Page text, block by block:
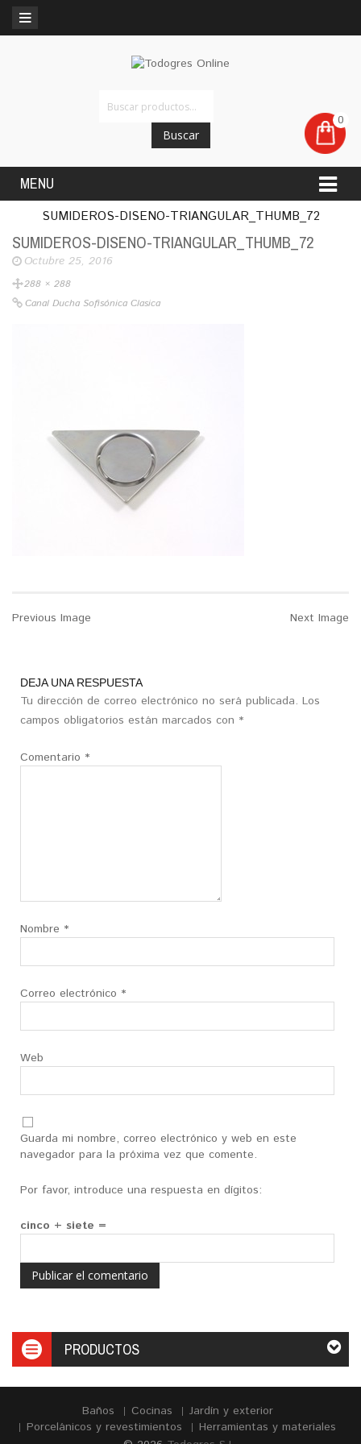
0
MENU
Buscar
SUMIDEROS-DISENO-TRIANGULAR_THUMB_72
SUMIDEROS-DISENO-TRIANGULAR_THUMB_72
Octubre 25, 2016
288 × 288
Canal Ducha Sofisónica Clasica
Previous Image Next Image
DEJA UNA RESPUESTA
Tu dirección de correo electrónico no será publicada. Los
campos obligatorios están marcados con *
Comentario *
Nombre *
Correo electrónico *
Web
Guarda mi nombre, correo electrónico y web en este
navegador para la próxima vez que comente.
Por favor, introduce una respuesta en dígitos:
cinco + siete =
PRODUCTOS
Baños Cocinas
Jardín y exterior
Porcelánicos y revestimientos
Herramientas y materiales